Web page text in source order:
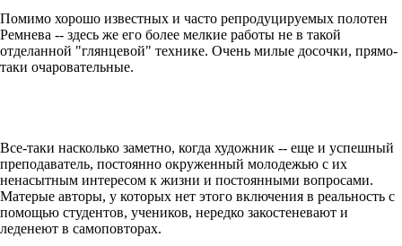
Помимо хорошо известных и часто репродуцируемых полотен
Ремнева -- здесь же его более мелкие работы не в такой
отделанной "глянцевой" технике. Очень милые досочки, прямо-
таки очаровательные.
Все-таки насколько заметно, когда художник -- еще и успешный
преподаватель, постоянно окруженный молодежью с их
ненасытным интересом к жизни и постоянными вопросами.
Матерые авторы, у которых нет этого включения в реальность с
помощью студентов, учеников, нередко закостеневают и
леденеют в самоповторах.